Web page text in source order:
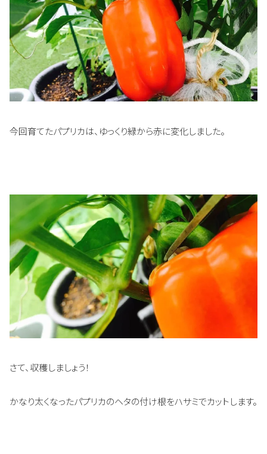
今回育てたパプリカは、ゆっくり緑から赤に変化しました。
さて、収穫しましょう！
かなり太くなったパプリカのヘタの付け根をハサミでカットします。